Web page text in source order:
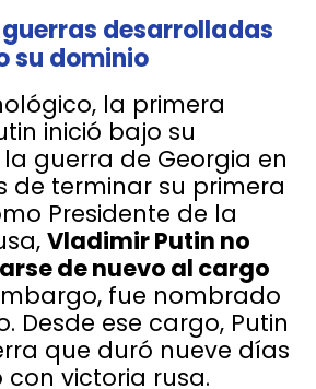
desarrolladas
su dominio
la primera
inició bajo su
guerra de Georgia en
de terminar su primera
Presidente de la
Vladimir Putin no
de nuevo al cargo
fue nombrado
Desde ese cargo, Putin
que duró nueve días
victoria rusa.